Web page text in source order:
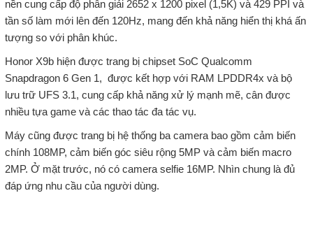
nền cung cấp độ phân giải 2652 x 1200 pixel (1,5K) và 429 PPI và
tần số làm mới lên đến 120Hz, mang đến khả năng hiển thị khá ấn
tượng so với phân khúc.
Honor X9b hiện được trang bị chipset SoC Qualcomm
Snapdragon 6 Gen 1, được kết hợp với RAM LPDDR4x và bộ
lưu trữ UFS 3.1, cung cấp khả năng xử lý mạnh mẽ, cân được
nhiều tựa game và các thao tác đa tác vụ.
Máy cũng được trang bị hệ thống ba camera bao gồm cảm biến
chính 108MP, cảm biến góc siêu rộng 5MP và cảm biến macro
2MP. Ở mặt trước, nó có camera selfie 16MP. Nhìn chung là đủ
đáp ứng nhu cầu của người dùng.